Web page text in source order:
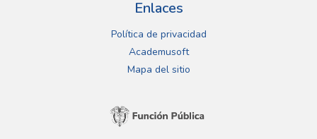
Enlaces
Política de privacidad
Academusoft
Mapa del sitio